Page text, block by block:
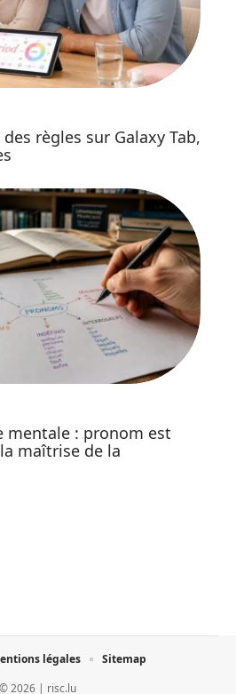
règles sur Galaxy Tab,
mentale : pronom est
maîtrise de la
© 2026 | risc.lu
légales Sitemap